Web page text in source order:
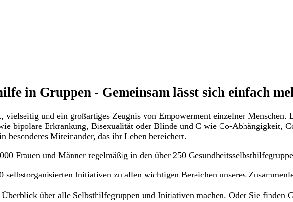
in Gruppen - Gemeinsam lässt sich einfach
und ein großartiges Zeugnis von Empowerment einzelner Menschen.
bipolare Erkrankung, Bisexualität oder Blinde und C wie Co-Abhängigkeit,
besonderes Miteinander, das ihr Leben bereichert.
Frauen und Männer regelmäßig in den über 250
Initiativen zu allen wichtigen Bereichen unseres
über alle Selbsthilfegruppen und Initiativen machen. Oder Sie finden